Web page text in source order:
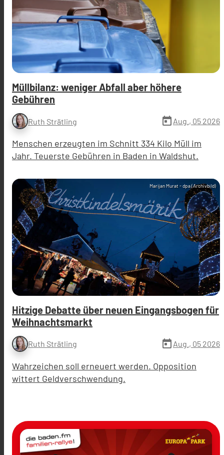
Müllbilanz: weniger Abfall aber höhere
Gebühren
Ruth Strätling today Aug., 05 2026
Menschen erzeugten im Schnitt 334 Kilo Müll im
Jahr. Teuerste Gebühren in Baden in Waldshut.
Marijan Murat - dpa (Archivbild)
Hitzige Debatte über neuen Eingangsbogen für
Weihnachtsmarkt
Ruth Strätling today Aug., 05 2026
Wahrzeichen soll erneuert werden. Opposition
wittert Geldverschwendung.